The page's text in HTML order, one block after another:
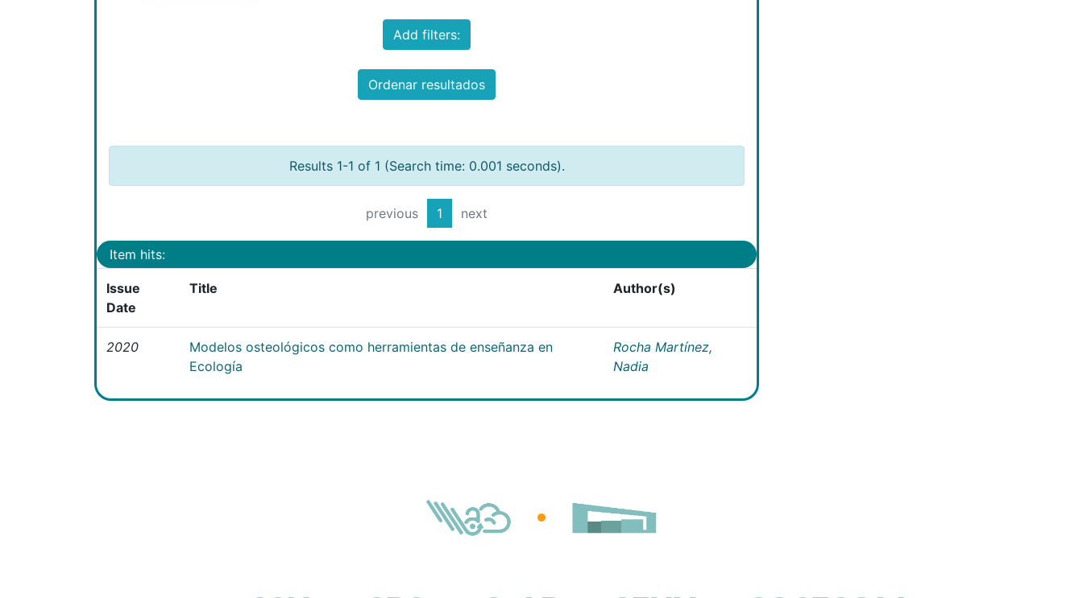
Add filters:
Ordenar resultados
Results 1-1 of 1 (Search time: 0.001 seconds).
previous 1 next
Item hits:
Issue
Date
Title Author(s)
2020
Modelos osteológicos como herramientas de enseñanza en
Ecología
Rocha Martínez,
Nadia